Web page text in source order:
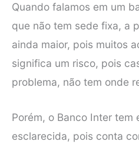
Quando falamos em um
que não tem sede fixa, a
ainda maior, pois muitos
significa um risco, pois
problema, não tem onde
Porém, o Banco Inter tem
esclarecida, pois conta